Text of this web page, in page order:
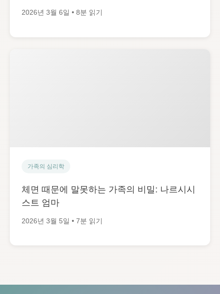
2026년 3월 6일 • 8분 읽기
가족의 심리학
체면 때문에 말못하는 가족의 비밀: 나르시시
스트 엄마
2026년 3월 5일 • 7분 읽기